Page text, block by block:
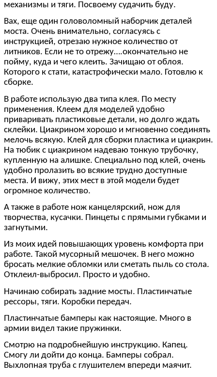
механизмы и тяги. Посвоему судачить буду.
Вах, еще один головоломный наборчик деталей
моста. Очень внимательно, согласуясь с
инструкцией, отрезаю нужное количество от
литников. Если не то отрежу….окончательно не
пойму, куда и чего клеить. Зачищаю от облоя.
Которого к стати, катастрофически мало. Готовлю к
сборке.
В работе использую два типа клея. По месту
применения. Клеем для моделей удобно
приваривать пластиковые детали, но долго ждать
склейки. Циакрином хорошо и мгновенно соединять
мелочь всякую. Клей для сборки пластика и циакрин.
На тюбик с циакрином надеваю тонкую трубочку,
купленную на алишке. Специально под клей, очень
удобно пролазить во всякие трудно доступные
места. И вижу, этих мест в этой модели будет
огромное количество.
А также в работе нож канцелярский, нож для
творчества, кусачки. Пинцеты с прямыми губками и
загнутыми.
Из моих идей повышающих уровень комфорта при
работе. Такой мусорный мешочек. В него можно
бросать мелкие обломки или сметать пыль со стола.
Отклеил-выбросил. Просто и удобно.
Начинаю собирать задние мосты. Пластинчатые
рессоры, тяги. Коробки передач.
Пластинчатые бамперы как настоящие. Много в
армии видел такие пружинки.
Смотрю на подробнейшую инструкцию. Капец.
Смогу ли дойти до конца. Бамперы собрал.
Выхлопная труба с глушителем впереди маячит.